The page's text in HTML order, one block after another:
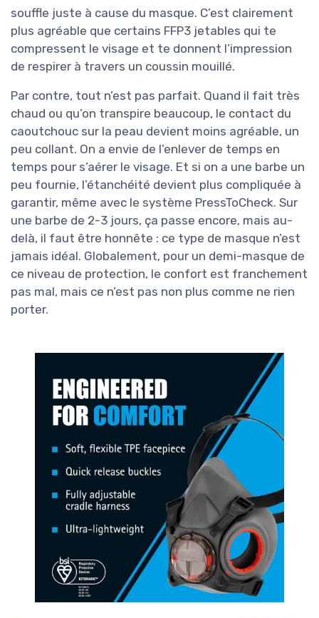
souffle juste à cause du masque. C’est clairement
plus agréable que certains FFP3 jetables qui te
compressent le visage et te donnent l’impression
de respirer à travers un coussin mouillé.
Par contre, tout n’est pas parfait. Quand il fait très
chaud ou qu’on transpire beaucoup, le contact du
caoutchouc sur la peau devient moins agréable, un
peu collant. On a envie de l’enlever de temps en
temps pour s’aérer le visage. Et si on a une barbe un
peu fournie, l’étanchéité devient plus compliquée à
garantir, même avec le système PressToCheck. Sur
une barbe de 2-3 jours, ça passe encore, mais au-
delà, il faut être honnête : ce type de masque n’est
jamais idéal. Globalement, pour un demi-masque de
ce niveau de protection, le confort est franchement
pas mal, mais ce n’est pas non plus comme ne rien
porter.